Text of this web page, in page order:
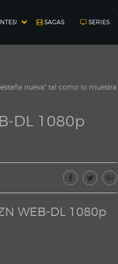
SAGAS SERIES
nueva" tal como lo muestra
DL 1080p
WEB-DL 1080p